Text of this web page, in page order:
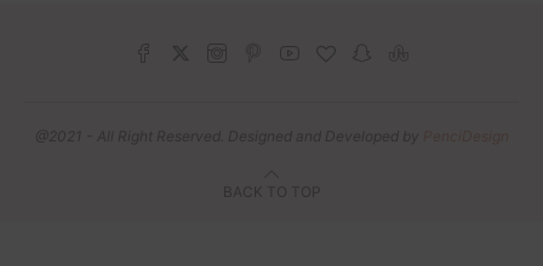
@2021 - All Right Reserved. Designed and Developed by
BACK TO TOP